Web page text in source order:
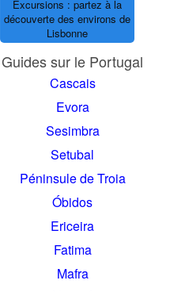
Excursions : partez à la
découverte des environs de
Lisbonne
Guides sur le Portugal
Cascais
Evora
Sesimbra
Setubal
Péninsule de Troia
Óbidos
Ericeira
Fatima
Mafra